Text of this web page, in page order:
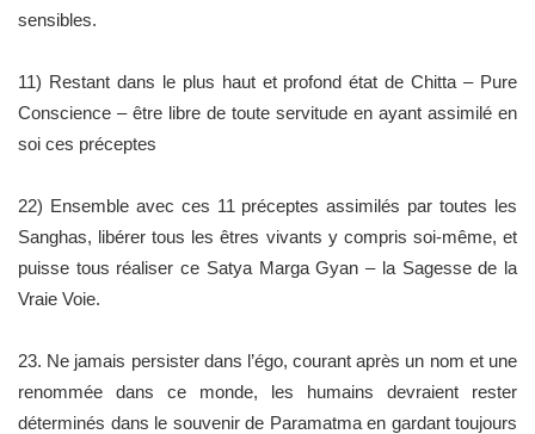
sensibles.
11) Restant dans le plus haut et profond état de Chitta – Pure
Conscience – être libre de toute servitude en ayant assimilé en
soi ces préceptes
22) Ensemble avec ces 11 préceptes assimilés par toutes les
Sanghas, libérer tous les êtres vivants y compris soi-même, et
puisse tous réaliser ce Satya Marga Gyan – la Sagesse de la
Vraie Voie.
23. Ne jamais persister dans l’égo, courant après un nom et une
renommée dans ce monde, les humains devraient rester
déterminés dans le souvenir de Paramatma en gardant toujours